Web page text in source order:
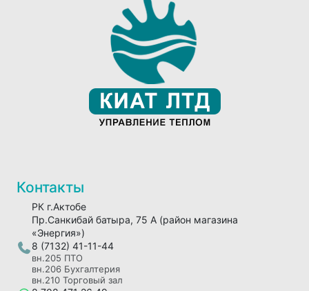
Контакты
РК г.Актобе
Пр.Санкибай батыра, 75 А (район магазина
«Энергия»)
8 (7132) 41-11-44
вн.205 ПТО
вн.206 Бухгалтерия
вн.210 Торговый зал